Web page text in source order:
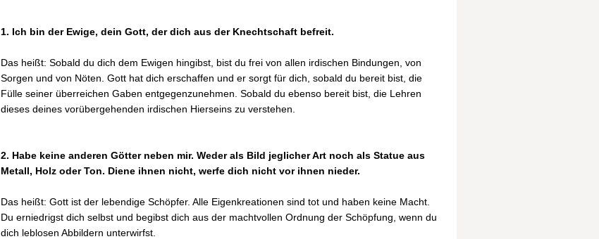
1. Ich bin der Ewige, dein Gott, der dich aus der Knechtschaft befreit.
Das heißt: Sobald du dich dem Ewigen hingibst, bist du frei von allen irdischen Bindungen, von
Sorgen und von Nöten. Gott hat dich erschaffen und er sorgt für dich, sobald du bereit bist, die
Fülle seiner überreichen Gaben entgegenzunehmen. Sobald du ebenso bereit bist, die Lehren
dieses deines vorübergehenden irdischen Hierseins zu verstehen.
2. Habe keine anderen Götter neben mir. Weder als Bild jeglicher Art noch als Statue aus
Metall, Holz oder Ton. Diene ihnen nicht, werfe dich nicht vor ihnen nieder.
Das heißt: Gott ist der lebendige Schöpfer. Alle Eigenkreationen sind tot und haben keine Macht.
Du erniedrigst dich selbst und begibst dich aus der machtvollen Ordnung der Schöpfung, wenn du
dich leblosen Abbildern unterwirfst.